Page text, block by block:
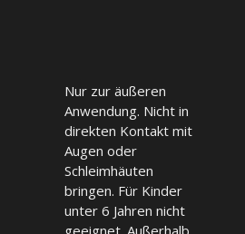
Nur zur äußeren
Anwendung. Nicht in
direkten Kontakt mit
Augen oder
Schleimhäuten
bringen. Für Kinder
unter 6 Jahren nicht
geeignet. Außerhalb